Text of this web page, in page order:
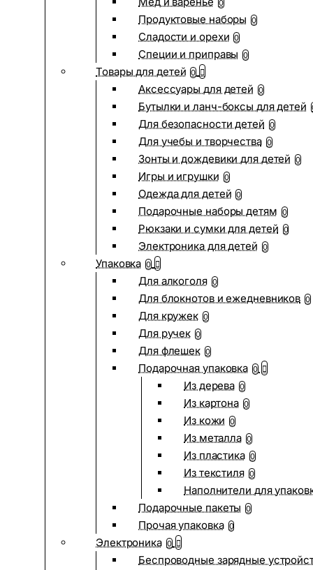
0
Продуктовые наборы 0
Сладости и орехи 0
Специи и приправы 0
Товары для детей 0
Аксессуары для детей 0
Бутылки и ланч-боксы для детей
Для безопасности детей 0
Для учебы и творчества 0
Зонты и дождевики для детей 0
Игры и игрушки 0
Одежда для детей 0
Подарочные наборы детям 0
Рюкзаки и сумки для детей 0
Электроника для детей 0
Упаковка 0
Для алкоголя 0
Для блокнотов и ежедневников 0
Для кружек 0
Для ручек 0
Для флешек 0
Подарочная упаковка 0
Из дерева 0
Из картона 0
Из кожи 0
Из металла 0
Из пластика 0
Из текстиля 0
Наполнители для
Подарочные пакеты 0
Прочая упаковка 0
Электроника 0
Беспроводные зарядные